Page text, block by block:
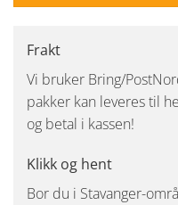
Frakt
Vi bruker Bring/
pakker kan leveres til
og betal i kassen!
Klikk og hent
Bor du i Stavanger-